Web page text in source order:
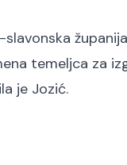
slavonska
temeljca za
je Jozić.